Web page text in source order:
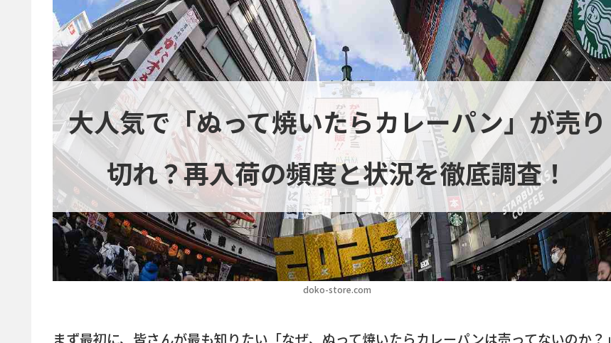
doko-store.com
大人気で「ぬって焼いたらカレーパン」が売り
切れ？再入荷の頻度と状況を徹底調査！
まず最初に、皆さんが最も知りたい「なぜ、ぬって焼いたらカレーパンは売ってないのか？」